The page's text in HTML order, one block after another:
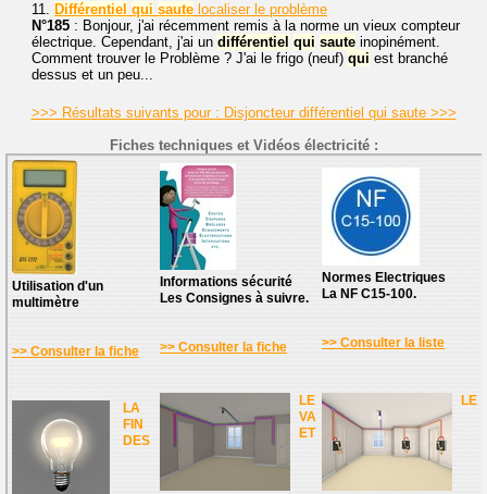
11. Différentiel qui saute localiser le problème
N°185 : Bonjour, j'ai récemment remis à la norme un vieux compteur
électrique. Cependant, j'ai un différentiel qui saute inopinément.
Comment trouver le Problème ? J'ai le frigo (neuf) qui est branché
dessus et un peu...
>>> Résultats suivants pour : Disjoncteur différentiel qui saute >>>
Fiches techniques et Vidéos électricité :
Utilisation d'un
multimètre
>> Consulter la fiche
Informations sécurité
Les Consignes à suivre.
>> Consulter la fiche
Normes Electriques
La NF C15-100.
>> Consulter la liste
LA
FIN
DES
LE
VA
ET
LE